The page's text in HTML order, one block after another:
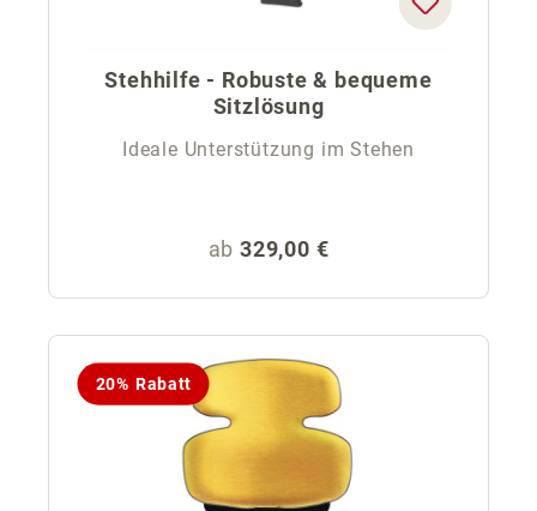
Stehhilfe - Robuste & bequeme
Sitzlösung
Ideale Unterstützung im Stehen
Regulärer Preis:
ab 329,00 €
20% Rabatt